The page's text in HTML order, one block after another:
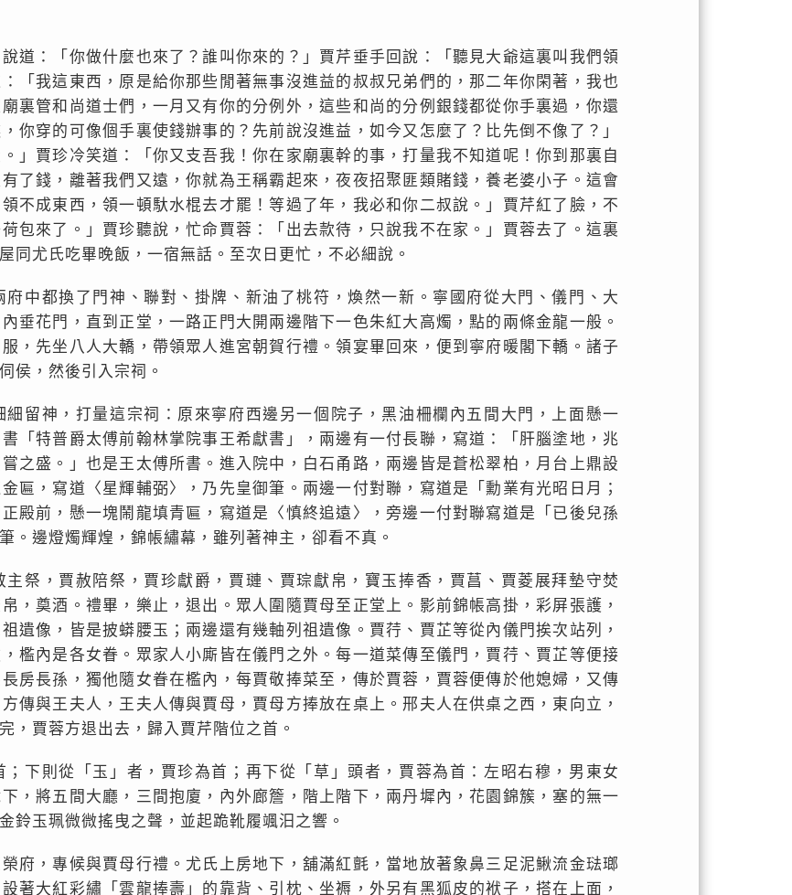
道：「你做什麼也來了？誰叫你來的？」賈芹垂手回說：「聽見大爺這裏叫我們領
「我這東西，原是給你那些閒著無事沒進益的叔叔兄弟們的，那二年你閑著，我也
裏管和尚道士們，一月又有你的分例外，這些和尚的分例銀錢都從你手裏過，你還
你穿的可像個手裏使錢辦事的？先前說沒進益，如今又怎麼了？比先倒不像了？」
」賈珍冷笑道：「你又支吾我！你在家廟裏幹的事，打量我不知道呢！你到那裏自
了錢，離著我們又遠，你就為王稱霸起來，夜夜招聚匪類賭錢，養老婆小子。這會
不成東西，領一頓馱水棍去才罷！等過了年，我必和你二叔說。」賈芹紅了臉，不
包來了。」賈珍聽說，忙命賈蓉：「出去款待，只說我不在家。」賈蓉去了。這裏
同尤氏吃畢晚飯，一宿無話。至次日更忙，不必細說。
中都換了門神、聯對、掛牌、新油了桃符，煥然一新。寧國府從大門、儀門、大
垂花門，直到正堂，一路正門大開兩邊階下一色朱紅大高燭，點的兩條金龍一般。
，先坐八人大轎，帶領眾人進宮朝賀行禮。領宴畢回來，便到寧府暖閣下轎。諸子
侯，然後引入宗祠。
留神，打量這宗祠：原來寧府西邊另一個院子，黑油柵欄內五間大門，上面懸一
「特普爵太傅前翰林掌院事王希獻書」，兩邊有一付長聯，寫道：「肝腦塗地，兆
之盛。」也是王太傅所書。進入院中，白石甬路，兩邊皆是蒼松翠柏，月台上鼎設
匾，寫道〈星輝輔弼〉，乃先皇御筆。兩邊一付對聯，寫道是「勳業有光昭日月；
殿前，懸一塊鬧龍填青匾，寫道是〈慎終追遠〉，旁邊一付對聯寫道是「已後兒孫
。邊燈燭輝煌，錦帳繡幕，雖列著神主，卻看不真。
祭，賈赦陪祭，賈珍獻爵，賈璉、賈琮獻帛，寶玉捧香，賈菖、賈菱展拜墊守焚
，奠酒。禮畢，樂止，退出。眾人圍隨賈母至正堂上。影前錦帳高掛，彩屏張護，
遺像，皆是披蟒腰玉；兩邊還有幾軸列祖遺像。賈荇、賈芷等從內儀門挨次站列，
檻內是各女眷。眾家人小廝皆在儀門之外。每一道菜傳至儀門，賈荇、賈芷等便接
房長孫，獨他隨女眷在檻內，每賈敬捧菜至，傳於賈蓉，賈蓉便傳於他媳婦，又傳
傳與王夫人，王夫人傳與賈母，賈母方捧放在桌上。邢夫人在供桌之西，東向立，
，賈蓉方退出去，歸入賈芹階位之首。
下則從「玉」者，賈珍為首；再下從「草」頭者，賈蓉為首：左昭右穆，男東女
，將五間大廳，三間抱廈，內外廊簷，階上階下，兩丹墀內，花園錦簇，塞的無一
鈴玉珮微微搖曳之聲，並起跪靴履颯汨之響。
府，專候與賈母行禮。尤氏上房地下，舖滿紅氈，當地放著象鼻三足泥鰍流金琺瑯
著大紅彩繡「雲龍捧壽」的靠背、引枕、坐褥，外另有黑狐皮的袱子，搭在上面，